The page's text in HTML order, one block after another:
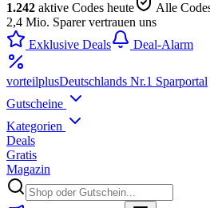
1.242 aktive Codes heute
Alle
2,4 Mio. Sparer vertrauen uns
Exklusive Deals
Deal-Alarm
vorteilplusDeutschlands Nr.1 Sparportal
Gutscheine
Kategorien
Deals
Gratis
Magazin